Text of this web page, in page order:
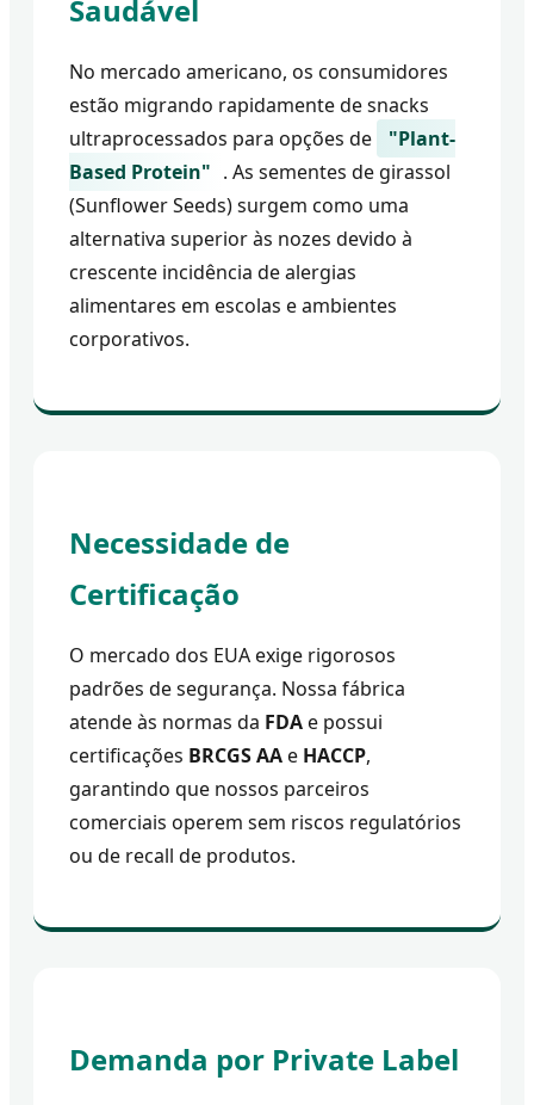
Saudável
No mercado americano, os consumidores
estão migrando rapidamente de snacks
ultraprocessados para opções de
"Plant-
Based Protein" . As sementes de girassol
(Sunflower Seeds) surgem como uma
alternativa superior às nozes devido à
crescente incidência de alergias
alimentares em escolas e ambientes
corporativos.
Necessidade de
Certificação
O mercado dos EUA exige rigorosos
padrões de segurança. Nossa fábrica
atende às normas da FDAe possui
certificações BRCGS AAe HACCP,
garantindo que nossos parceiros
comerciais operem sem riscos regulatórios
ou de recall de produtos.
Demanda por Private Label